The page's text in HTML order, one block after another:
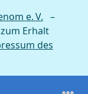
e. V. –
Erhalt
des